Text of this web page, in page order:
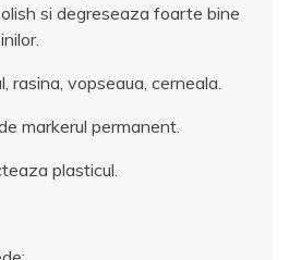
si degreseaza foarte bine
rasina, vopseaua, cerneala.
markerul permanent.
plasticul.